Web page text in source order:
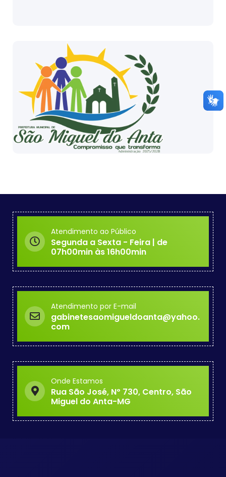
Atendimento ao Público
Segunda a Sexta - Feira | de
07h00min às 16h00min
Atendimento por E-mail
gabinetesaomigueldoanta@yahoo.
com
Onde Estamos
Rua São José, Nº 730, Centro, São
Miguel do Anta-MG